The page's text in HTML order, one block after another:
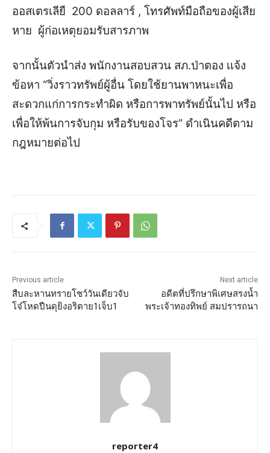
ออสเตรเลียื 200 ดอลลาร์ , โทรศัพท์มือถือของผู้เสีย
หาย ผู้ก่อเหตุยอมรับสารภาพ
จากนั้นตัวนำส่ง พนักงานสอบสวน สภ.ป่าตอง เเจ้ง
ข้อหา “วิ่งราวทรัพย์ผู้อื่น โดยใช้ยานพาหนะเพื่อ
สะดวกแก่การกระทำผิด หรือการพาทรัพย์นั้นไป หรือ
เพื่อให้พ้นการจับกุม หรือรับของโจร” ดำเนินคดีตาม
กฎหมายต่อไป
Previous article
สืบละหานทรายโชว์วันเดียวจับ
โจ๋โหดปืนดุยิงอริตาย1เจ็บ1
Next article
อดีตที่ปรึกษาพิเศษสรงน้ำ
พระเจ้าทองทิพย์ สมปรารถนา
reporter4